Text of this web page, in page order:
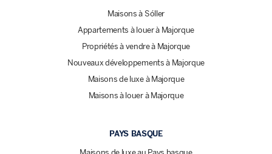
Maisons à Sóller
Appartements à louer à Majorque
Propriétés à vendre à Majorque
Nouveaux développements à Majorque
Maisons de luxe à Majorque
Maisons à louer à Majorque
PAYS BASQUE